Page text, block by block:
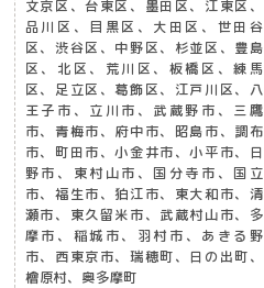
文京区、台東区、墨田区、江東区、
品川区、目黒区、大田区、世田谷
区、渋谷区、中野区、杉並区、豊島
区、北区、荒川区、板橋区、練馬
区、足立区、葛飾区、江戸川区、八
王子市、立川市、武蔵野市、三鷹
市、青梅市、府中市、昭島市、調布
市、町田市、小金井市、小平市、日
野市、東村山市、国分寺市、国立
市、福生市、狛江市、東大和市、清
瀬市、東久留米市、武蔵村山市、多
摩市、稲城市、羽村市、あきる野
市、西東京市、瑞穂町、日の出町、
檜原村、奥多摩町